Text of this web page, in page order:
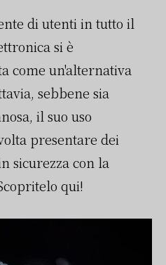
di utenti in tutto il
si è
come un'alternativa
sebbene sia
il suo uso
presentare dei
sicurezza con la
qui!